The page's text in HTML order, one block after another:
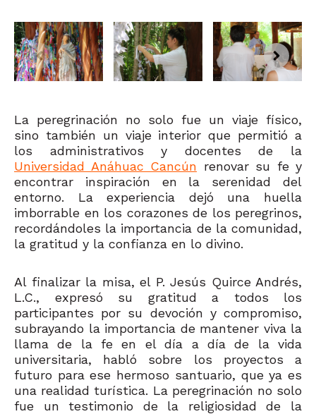
La peregrinación no solo fue un viaje físico,
sino también un viaje interior que permitió a
los administrativos y docentes de la
Universidad Anáhuac Cancún renovar su fe y
encontrar inspiración en la serenidad del
entorno. La experiencia dejó una huella
imborrable en los corazones de los peregrinos,
recordándoles la importancia de la comunidad,
la gratitud y la confianza en lo divino.
Al finalizar la misa, el P. Jesús Quirce Andrés,
L.C., expresó su gratitud a todos los
participantes por su devoción y compromiso,
subrayando la importancia de mantener viva la
llama de la fe en el día a día de la vida
universitaria, habló sobre los proyectos a
futuro para ese hermoso santuario, que ya es
una realidad turística. La peregrinación no solo
fue un testimonio de la religiosidad de la